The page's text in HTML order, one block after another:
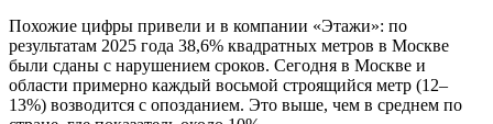
Похожие цифры привели и в компании «Этажи»: по
результатам 2025 года 38,6% квадратных метров в Москве
были сданы с нарушением сроков. Сегодня в Москве и
области примерно каждый восьмой строящийся метр (12–
13%) возводится с опозданием. Это выше, чем в среднем по